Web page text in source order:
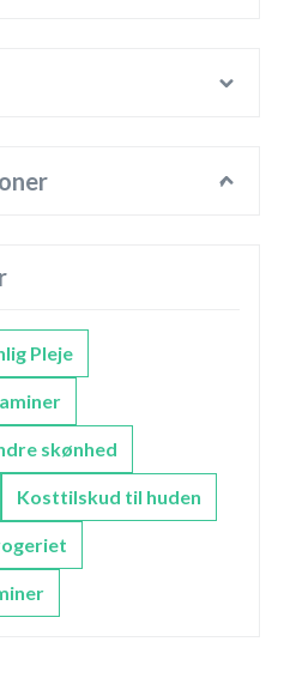
Pleje
skønhed
Kosttilskud til huden